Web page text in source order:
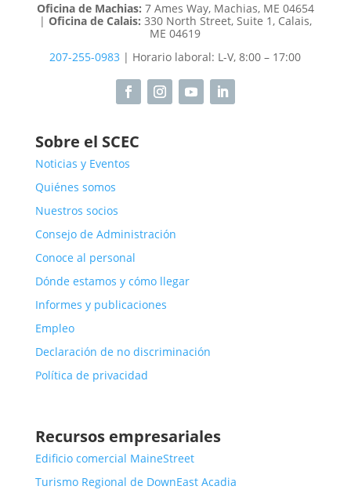
Oficina de Machias: 7 Ames Way, Machias, ME 04654
| Oficina de Calais: 330 North Street, Suite 1, Calais,
ME 04619
207-255-0983 | Horario laboral: L-V, 8:00 – 17:00
Sobre el SCEC
Noticias y Eventos
Quiénes somos
Nuestros socios
Consejo de Administración
Conoce al personal
Dónde estamos y cómo llegar
Informes y publicaciones
Empleo
Declaración de no discriminación
Política de privacidad
Recursos empresariales
Edificio comercial MaineStreet
Turismo Regional de DownEast Acadia